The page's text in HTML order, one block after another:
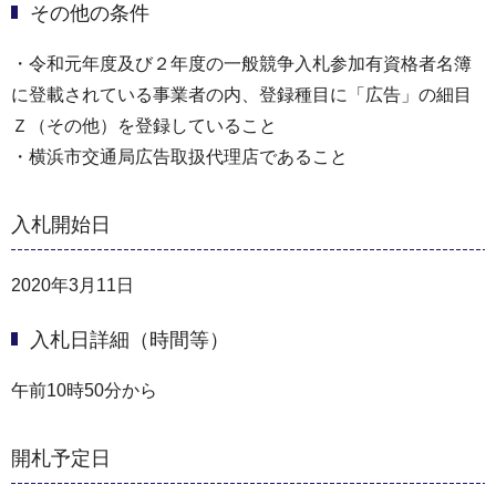
その他の条件
・令和元年度及び２年度の一般競争入札参加有資格者名簿
に登載されている事業者の内、登録種目に「広告」の細目
Ｚ（その他）を登録していること
・横浜市交通局広告取扱代理店であること
入札開始日
2020年3月11日
入札日詳細（時間等）
午前10時50分から
開札予定日